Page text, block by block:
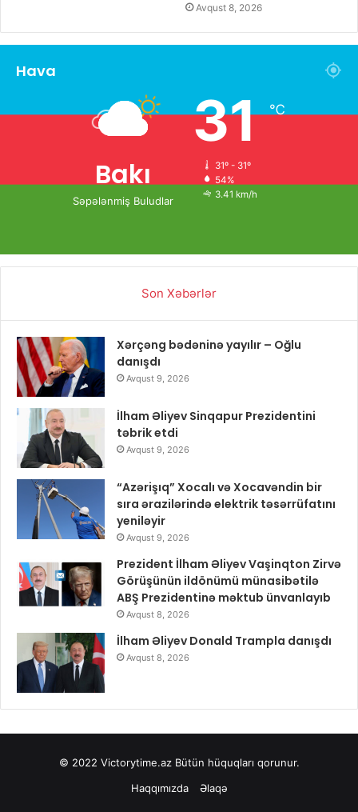
Avqust 8, 2026
Hava
Bakı
Səpələnmiş Buludlar
31℃
31º - 31º
54%
3.41 km/h
Son Xəbərlər
Xərçəng bədəninə yayılır – Oğlu
danışdı
Avqust 9, 2026
İlham Əliyev Sinqapur Prezidentini
təbrik etdi
Avqust 9, 2026
“Azərişıq” Xocalı və Xocavəndin bir
sıra ərazilərində elektrik təsərrüfatını
yeniləyir
Avqust 9, 2026
Prezident İlham Əliyev Vaşinqton Zirvə
Görüşünün ildönümü münasibətilə
ABŞ Prezidentinə məktub ünvanlayıb
Avqust 8, 2026
İlham Əliyev Donald Trampla danışdı
Avqust 8, 2026
© 2022 Victorytime.azBütün hüquqları qorunur.
Haqqımızda
Əlaqə